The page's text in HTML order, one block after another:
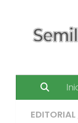
EDITORIAL